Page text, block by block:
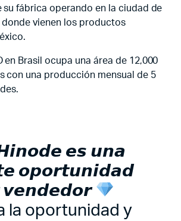
su fábrica operando en la ciudad de
donde vienen los productos
en Brasil ocupa una área de 12,000
con una producción mensual de 5
𝙚𝙨 𝙪𝙣𝙖
𝙤𝙥𝙤𝙧𝙩𝙪𝙣𝙞𝙙𝙖𝙙
𝙫𝙚𝙣𝙙𝙚𝙙𝙤𝙧
la oportunidad y